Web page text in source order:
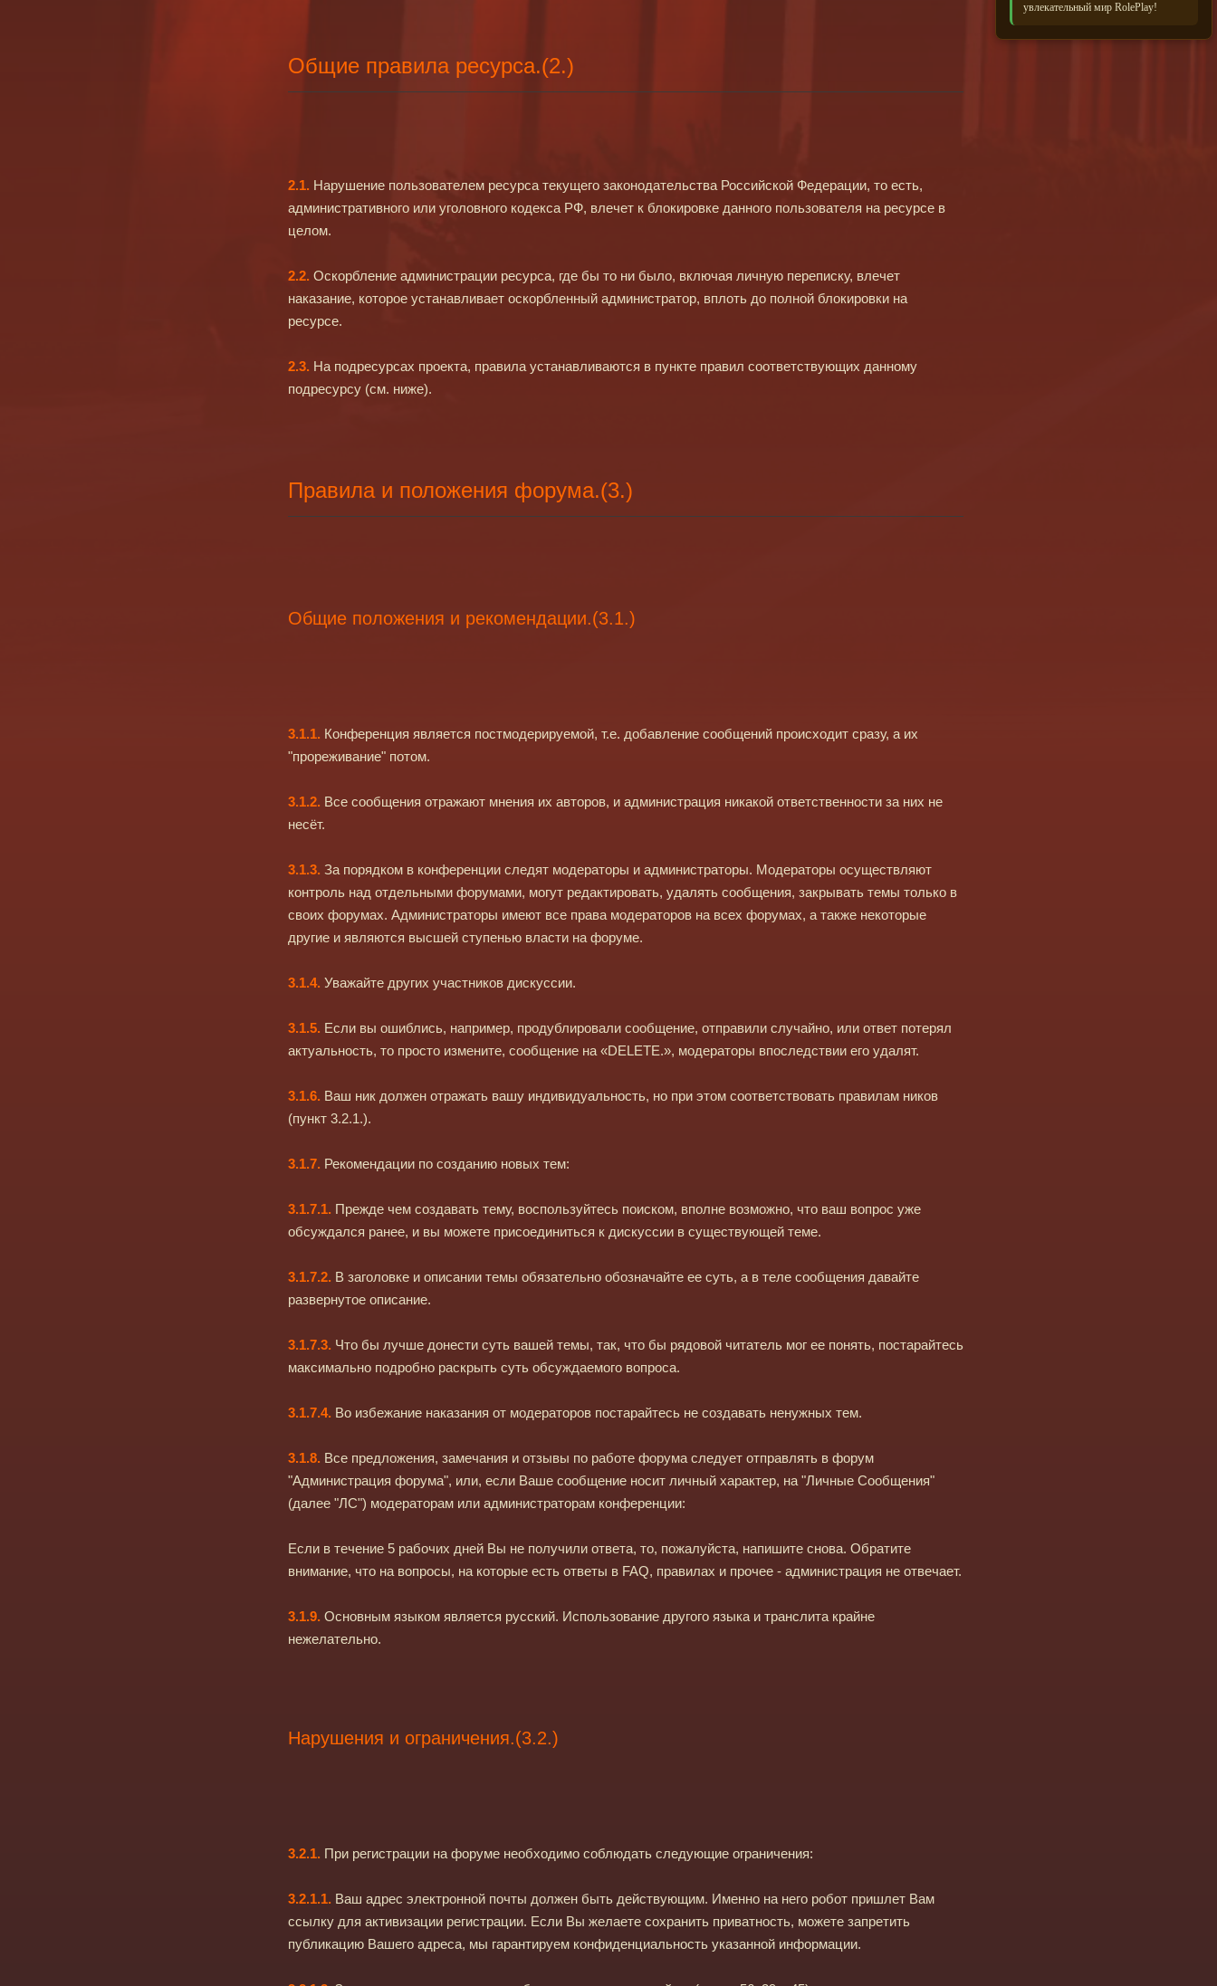
Общие правила ресурса.(2.)
2.1. Нарушение пользователем ресурса текущего законодательства Российской Федерации, то есть,
административного или уголовного кодекса РФ, влечет к блокировке данного пользователя на ресурсе в
целом.
2.2. Оскорбление администрации ресурса, где бы то ни было, включая личную переписку, влечет
наказание, которое устанавливает оскорбленный администратор, вплоть до полной блокировки на
ресурсе.
2.3. На подресурсах проекта, правила устанавливаются в пункте правил соответствующих данному
подресурсу (см. ниже).
Правила и положения форума.(3.)
Общие положения и рекомендации.(3.1.)
3.1.1. Конференция является постмодерируемой, т.е. добавление сообщений происходит сразу, а их
"прореживание" потом.
3.1.2. Все сообщения отражают мнения их авторов, и администрация никакой ответственности за них не
несёт.
3.1.3. За порядком в конференции следят модераторы и администраторы. Модераторы осуществляют
контроль над отдельными форумами, могут редактировать, удалять сообщения, закрывать темы только в
своих форумах. Администраторы имеют все права модераторов на всех форумах, а также некоторые
другие и являются высшей ступенью власти на форуме.
3.1.4. Уважайте других участников дискуссии.
3.1.5. Если вы ошиблись, например, продублировали сообщение, отправили случайно, или ответ потерял
актуальность, то просто измените, сообщение на «DELETE.», модераторы впоследствии его удалят.
3.1.6. Ваш ник должен отражать вашу индивидуальность, но при этом соответствовать правилам ников
(пункт 3.2.1.).
3.1.7. Рекомендации по созданию новых тем:
3.1.7.1. Прежде чем создавать тему, воспользуйтесь поиском, вполне возможно, что ваш вопрос уже
обсуждался ранее, и вы можете присоединиться к дискуссии в существующей теме.
3.1.7.2. В заголовке и описании темы обязательно обозначайте ее суть, а в теле сообщения давайте
развернутое описание.
3.1.7.3. Что бы лучше донести суть вашей темы, так, что бы рядовой читатель мог ее понять, постарайтесь
максимально подробно раскрыть суть обсуждаемого вопроса.
3.1.7.4. Во избежание наказания от модераторов постарайтесь не создавать ненужных тем.
3.1.8. Все предложения, замечания и отзывы по работе форума следует отправлять в форум
"Администрация форума", или, если Ваше сообщение носит личный характер, на "Личные Сообщения"
(далее "ЛС") модераторам или администраторам конференции:
Если в течение 5 рабочих дней Вы не получили ответа, то, пожалуйста, напишите снова. Обратите
внимание, что на вопросы, на которые есть ответы в FAQ, правилах и прочее - администрация не отвечает.
3.1.9. Основным языком является русский. Использование другого языка и транслита крайне
нежелательно.
Нарушения и ограничения.(3.2.)
3.2.1. При регистрации на форуме необходимо соблюдать следующие ограничения:
3.2.1.1. Ваш адрес электронной почты должен быть действующим. Именно на него робот пришлет Вам
ссылку для активизации регистрации. Если Вы желаете сохранить приватность, можете запретить
публикацию Вашего адреса, мы гарантируем конфиденциальность указанной информации.
увлекательный мир RolePlay!